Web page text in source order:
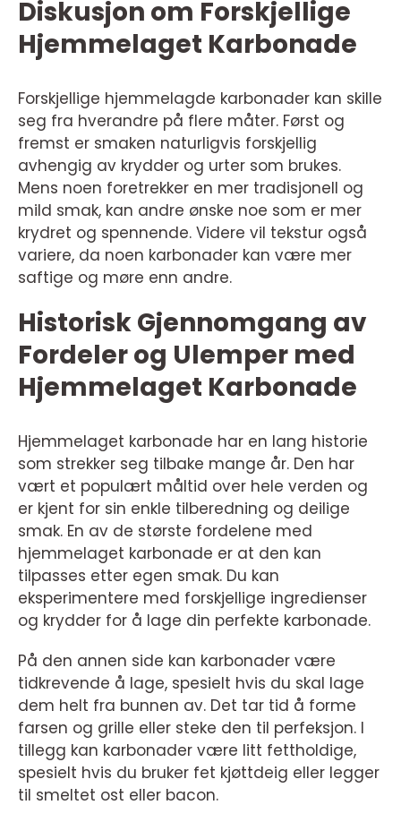
Diskusjon om Forskjellige
Hjemmelaget Karbonade
Forskjellige hjemmelagde karbonader kan skille
seg fra hverandre på flere måter. Først og
fremst er smaken naturligvis forskjellig
avhengig av krydder og urter som brukes.
Mens noen foretrekker en mer tradisjonell og
mild smak, kan andre ønske noe som er mer
krydret og spennende. Videre vil tekstur også
variere, da noen karbonader kan være mer
saftige og møre enn andre.
Historisk Gjennomgang av
Fordeler og Ulemper med
Hjemmelaget Karbonade
Hjemmelaget karbonade har en lang historie
som strekker seg tilbake mange år. Den har
vært et populært måltid over hele verden og
er kjent for sin enkle tilberedning og deilige
smak. En av de største fordelene med
hjemmelaget karbonade er at den kan
tilpasses etter egen smak. Du kan
eksperimentere med forskjellige ingredienser
og krydder for å lage din perfekte karbonade.
På den annen side kan karbonader være
tidkrevende å lage, spesielt hvis du skal lage
dem helt fra bunnen av. Det tar tid å forme
farsen og grille eller steke den til perfeksjon. I
tillegg kan karbonader være litt fettholdige,
spesielt hvis du bruker fet kjøttdeig eller legger
til smeltet ost eller bacon.